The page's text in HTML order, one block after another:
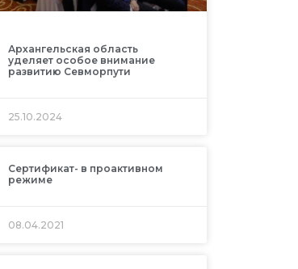
Архангельская область
уделяет особое внимание
развитию Севморпути
25.10.2024
Сертификат- в проактивном
режиме
08.04.2021